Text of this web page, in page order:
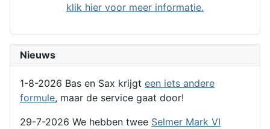
klik hier voor meer informatie.
Nieuws
1-8-2026 Bas en Sax krijgt een iets andere
formule, maar de service gaat door!
29-7-2026 We hebben twee Selmer Mark VI